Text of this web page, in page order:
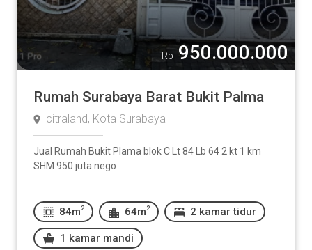
Rp 950.000.000
Rumah Surabaya Barat Bukit Palma
citraland, Kota Surabaya
Jual Rumah Bukit Plama blok C Lt 84 Lb 64 2 kt 1 km
SHM 950 juta nego
84m 2 64m 2 2 kamar tidur
1 kamar mandi